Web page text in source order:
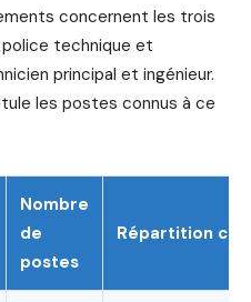
concernent les trois
technique et
principal et ingénieur.
les postes connus à ce
Nombre
de
postes
Répartition